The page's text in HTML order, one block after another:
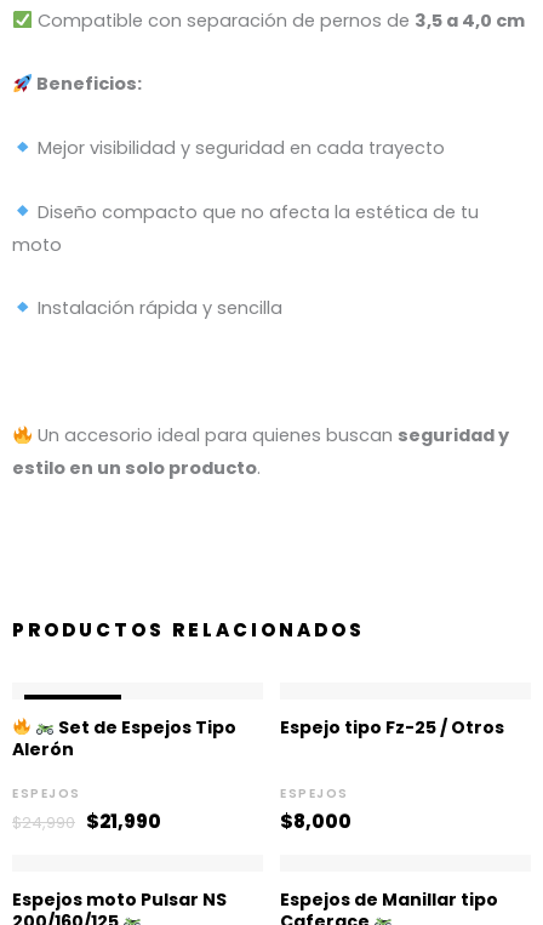
Compatible con separación de pernos de 3,5 a 4,0 cm
Beneficios:
Mejor visibilidad y seguridad en cada trayecto
Diseño compacto que no afecta la estética de tu
moto
Instalación rápida y sencilla
Un accesorio ideal para quienes buscan seguridad y
estilo en un solo producto.
PRODUCTOS RELACIONADOS
Set de Espejos Tipo
Alerón
ESPEJOS
$24,990
El
precio
original
$21,990
precio
actual
Espejo tipo Fz-25 / Otros
ESPEJOS
$8,000
Espejos moto Pulsar NS
Espejos de Manillar tipo